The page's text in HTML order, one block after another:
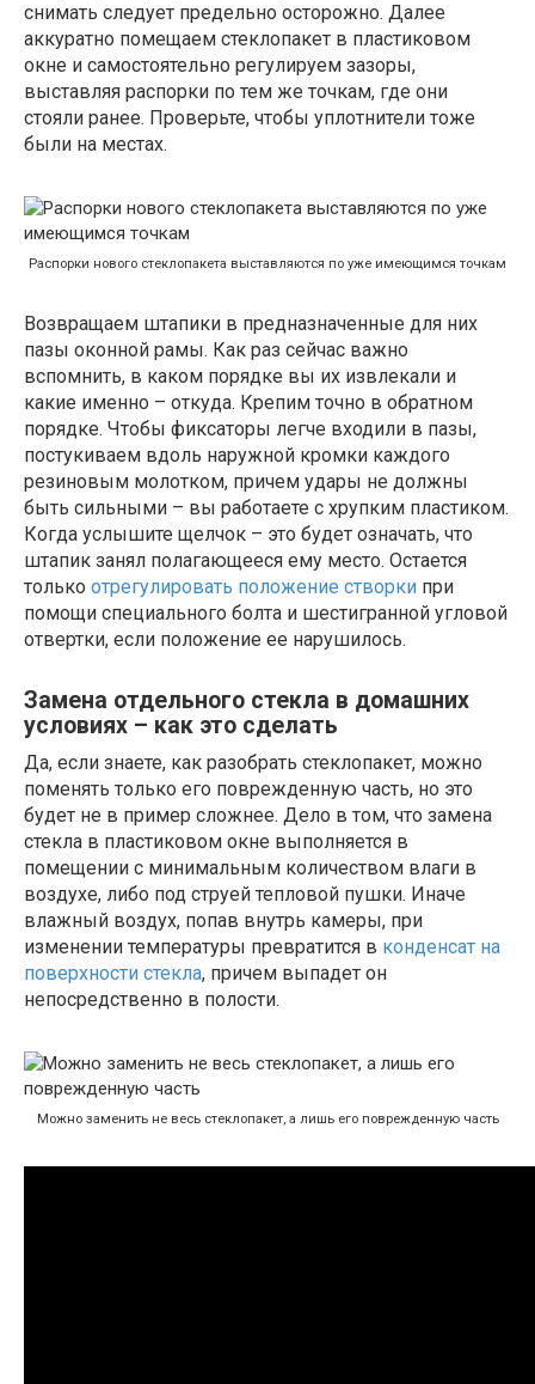
снимать следует предельно осторожно. Далее
аккуратно помещаем стеклопакет в пластиковом
окне и самостоятельно регулируем зазоры,
выставляя распорки по тем же точкам, где они
стояли ранее. Проверьте, чтобы уплотнители тоже
были на местах.
Распорки нового стеклопакета выставляются по уже имеющимся точкам
Возвращаем штапики в предназначенные для них
пазы оконной рамы. Как раз сейчас важно
вспомнить, в каком порядке вы их извлекали и
какие именно – откуда. Крепим точно в обратном
порядке. Чтобы фиксаторы легче входили в пазы,
постукиваем вдоль наружной кромки каждого
резиновым молотком, причем удары не должны
быть сильными – вы работаете с хрупким пластиком.
Когда услышите щелчок – это будет означать, что
штапик занял полагающееся ему место. Остается
только отрегулировать положение створки при
помощи специального болта и шестигранной угловой
отвертки, если положение ее нарушилось.
Замена отдельного стекла в домашних
условиях – как это сделать
Да, если знаете, как разобрать стеклопакет, можно
поменять только его поврежденную часть, но это
будет не в пример сложнее. Дело в том, что замена
стекла в пластиковом окне выполняется в
помещении с минимальным количеством влаги в
воздухе, либо под струей тепловой пушки. Иначе
влажный воздух, попав внутрь камеры, при
изменении температуры превратится в конденсат на
поверхности стекла, причем выпадет он
непосредственно в полости.
Можно заменить не весь стеклопакет, а лишь его поврежденную часть